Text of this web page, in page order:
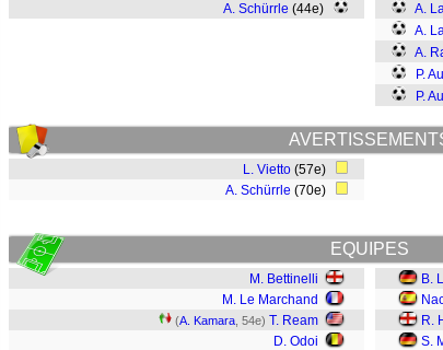
A. Schürrle (44e) A.
A.
A.
P.
P.
L. Vietto (57e)
A. Schürrle (70e)
EQUIPES
M. Bettinelli
M. Le Marchand
(A. Kamara , 54e) T. Ream
D. Odoi
B.
R.
S.